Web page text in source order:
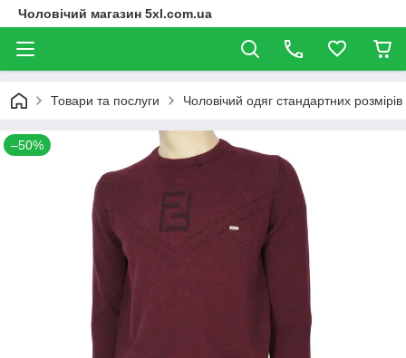
Чоловічий магазин 5xl.com.ua
Товари та послуги Чоловічий одяг стандартних розмірів
–50%